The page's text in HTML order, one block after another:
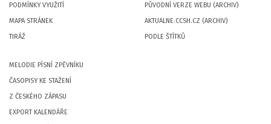
PODMÍNKY VYUŽITÍ
MAPA STRÁNEK
TIRÁŽ
PŮVODNÍ VERZE WEBU (ARCHIV)
AKTUALNE.CCSH.CZ (ARCHIV)
PODLE ŠTÍTKŮ
MELODIE PÍSNÍ ZPĚVNÍKU
ČASOPISY KE STAŽENÍ
Z ČESKÉHO ZÁPASU
EXPORT KALENDÁŘE